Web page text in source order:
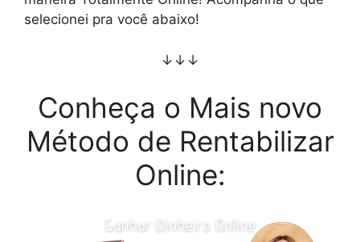
selecionei pra você abaixo!
↓↓↓
Conheça o Mais novo
Método de Rentabilizar
Online: